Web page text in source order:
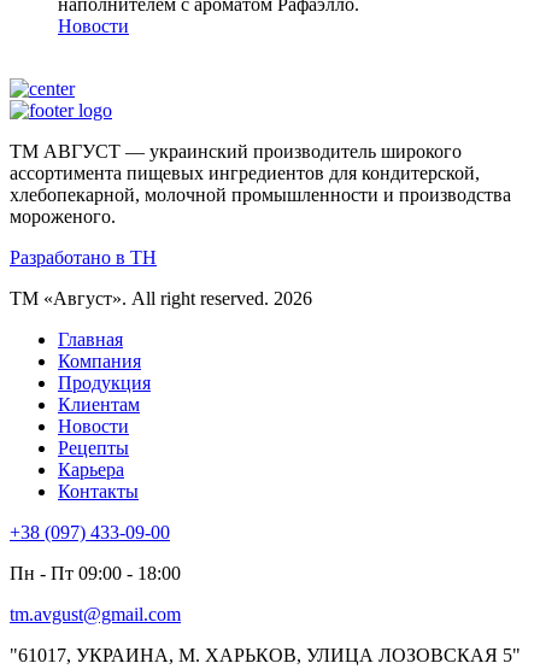
Новости
ТМ АВГУСТ — украинский производитель широкого
ассортимента пищевых ингредиентов для кондитерской,
хлебопекарной, молочной промышленности и производства
мороженого.
Разработано в TH
ТМ «Август». All right reserved. 2026
Главная
Компания
Продукция
Клиентам
Новости
Рецепты
Карьера
Контакты
+38 (097) 433-09-00
Пн - Пт 09:00 - 18:00
tm.avgust@gmail.com
"61017, УКРАИНА, М. ХАРЬКОВ, УЛИЦА ЛОЗОВСКАЯ 5"